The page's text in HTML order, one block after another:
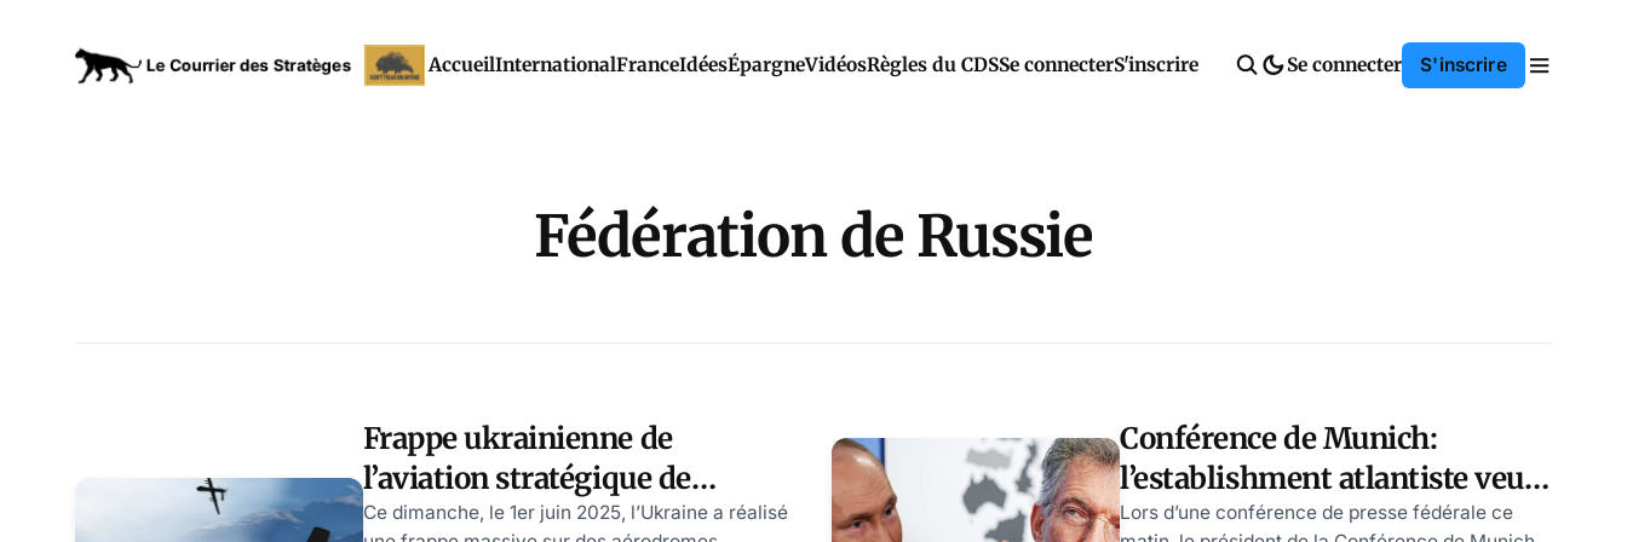
AccueilInternationalFranceIdéesÉpargneVidéosRègles du CDSSe connecterS'inscrire Se connecter S'inscrire
Fédération de Russie
Frappe ukrainienne de
l’aviation stratégique de
Russie : les conséquences pour
Ce dimanche, le 1er juin 2025, l’Ukraine a réalisé
Conférence de Munich:
l’establishment atlantiste veut
forcer l’entrée de l’Ukraine
Lors d’une conférence de presse fédérale ce